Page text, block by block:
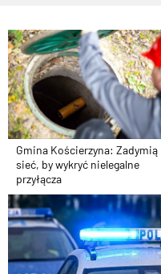
Gmina Kościerzyna: Zadymią
sieć, by wykryć nielegalne
przyłącza